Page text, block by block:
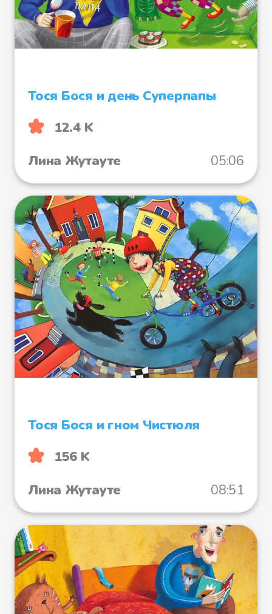
Тося Бося и день Суперпапы
12.4 K
Лина Жутауте
05:06
Тося Бося и гном Чистюля
156 K
Лина Жутауте
08:51